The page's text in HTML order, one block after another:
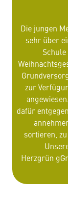
Die jungen
sehr über
zur
dafür
sortieren,
Herzgrün